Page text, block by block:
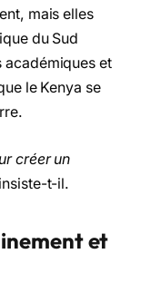
mais elles
du Sud
et
le Kenya se
créer un
t-il.
et